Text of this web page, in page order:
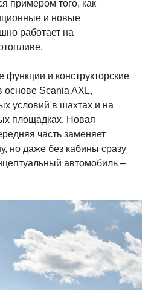
примером того, как
и новые
работает на
и конструкторские
Scania AXL,
условий в шахтах и на
площадках. Новая
часть заменяет
но даже без кабины сразу
автомобиль –